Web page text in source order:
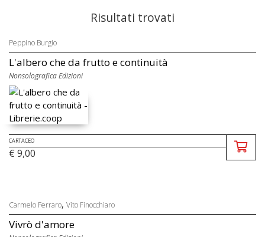
Risultati trovati
Peppino Burgio
L'albero che da frutto e continuità
Nonsolografica Edizioni
CARTACEO
€ 9,00
Carmelo Ferraro, Vito Finocchiaro
Vivrò d'amore